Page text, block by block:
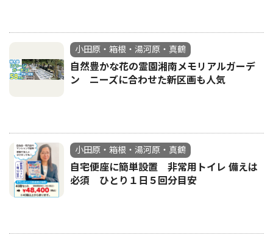
小田原・箱根・湯河原・真鶴
自然豊かな花の霊園湘南メモリアルガーデ
ン ニーズに合わせた新区画も人気
小田原・箱根・湯河原・真鶴
自宅便座に簡単設置 非常用トイレ 備えは
必須 ひとり１日５回分目安